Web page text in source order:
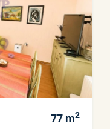
77 m2